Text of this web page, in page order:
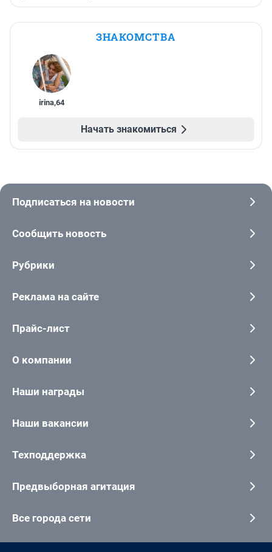
ЗНАКОМСТВА
irina,64
Начать знакомиться
Подписаться на новости
Сообщить новость
Рубрики
Реклама на сайте
Прайс-лист
О компании
Наши награды
Наши вакансии
Техподдержка
Предвыборная агитация
Все города сети